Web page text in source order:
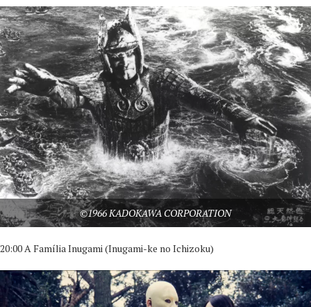
©1966 KADOKAWA CORPORATION
20:00 A Família Inugami (Inugami-ke no Ichizoku)